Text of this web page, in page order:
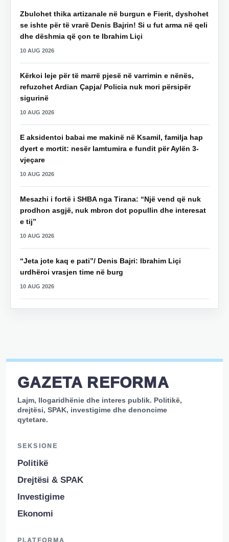
Zbulohet thika artizanale në burgun e Fierit, dyshohet
se ishte për të vrarë Denis Bajrin! Si u fut arma në qeli
dhe dëshmia që çon te Ibrahim Liçi
10 AUG 2026
Kërkoi leje për të marrë pjesë në varrimin e nënës,
refuzohet Ardian Çapja/ Policia nuk mori përsipër
sigurinë
10 AUG 2026
E aksidentoi babai me makinë në Ksamil, familja hap
dyert e mortit: nesër lamtumira e fundit për Aylën 3-
vjeçare
10 AUG 2026
Mesazhi i fortë i SHBA nga Tirana: “Një vend që nuk
prodhon asgjë, nuk mbron dot popullin dhe interesat
e tij”
10 AUG 2026
“Jeta jote kaq e pati”/ Denis Bajri: Ibrahim Liçi
urdhëroi vrasjen time në burg
10 AUG 2026
GAZETA REFORMA
Lajm, llogaridhënie dhe interes publik. Politikë,
drejtësi, SPAK, investigime dhe denoncime
qytetare.
SEKSIONE
Politikë
Drejtësi & SPAK
Investigime
Ekonomi
PLATFORMA